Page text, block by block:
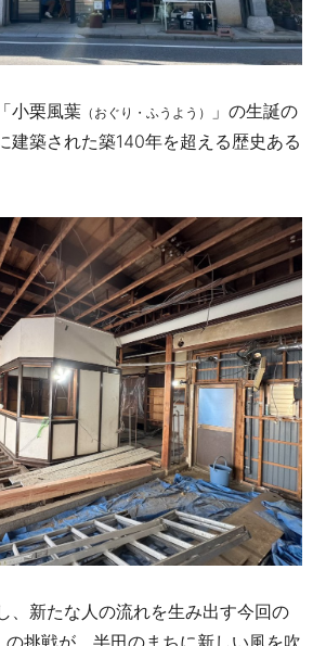
小栗風葉 （おぐり・ふうよう）
」の生誕の
建築された築140年を超える歴史ある
、新たな人の流れを生み出す今回の